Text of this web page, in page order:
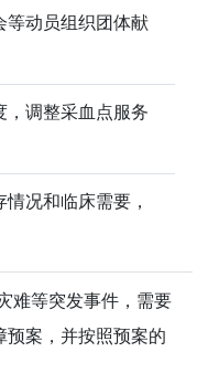
等动员组织团体献
，调整采血点服务
况和临床需要，
难等突发事件，需要
案，并按照预案的